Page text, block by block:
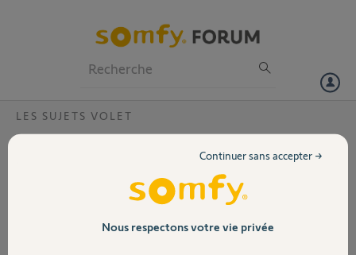
Volet
LES SUJETS VOLET
impossible appairer volet avec tahoma ?
je n'arrive pas à appairer un volet roulant boitier RTS avec
télécommande telis 1 RTS avec Tahoma
Le volet ne descend pas lors de l'appairage pourtant j'ai réussi à en
faire un autre + un store
Le moteur de ce volet est apparemment un LT50
Nous respectons votre vie privée
Continuer sans accepter →